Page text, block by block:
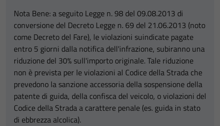
Nota Bene: a seguito Legge n. 98 del 09.08.2013 di
conversione del Decreto Legge n. 69 del 21.06.2013 (noto
come Decreto del Fare), le violazioni suindicate pagate
entro 5 giorni dalla notifica dell'infrazione, subiranno una
riduzione del 30% sull'importo originale. Tale riduzione
non è prevista per le violazioni al Codice della Strada che
prevedono la sanzione accessoria della sospensione della
patente di guida, della confisca del veicolo, o violazioni del
Codice della Strada a carattere penale (es. guida in stato
di ebbrezza alcolica).